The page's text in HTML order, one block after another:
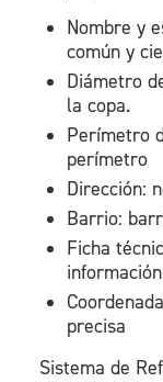
Nombre y
común y
Diámetro
la copa.
Perímetro
perímetro
Dirección:
Barrio:
Ficha
precisa
Sistema de